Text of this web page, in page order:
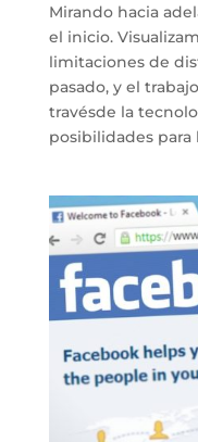
Mirando hacia
el inicio.
limitaciones de
pasado, y el
travésde la
posibilidades para